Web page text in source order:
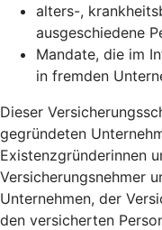
alters-,
ausgeschiedene
Mandate, die im
in fremden
Dieser
gegründeten
Existenzgründerinnen
Versicherungsnehmer
Unternehmen, der
den versicherten